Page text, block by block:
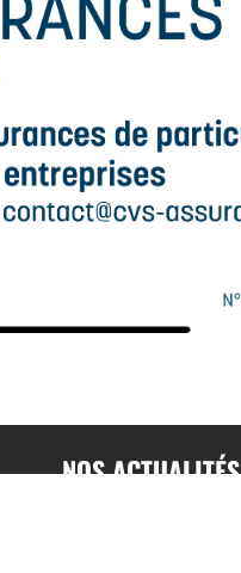
NOS ACTUALITÉS